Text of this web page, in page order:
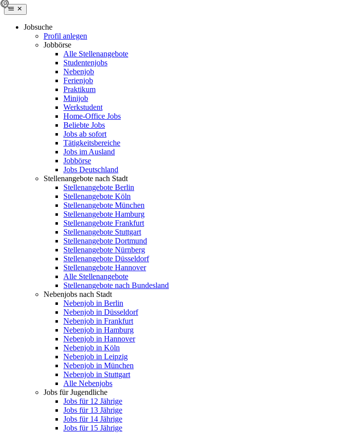
Jobsuche
Profil anlegen
Jobbörse
Alle Stellenangebote
Studentenjobs
Nebenjob
Ferienjob
Praktikum
Minijob
Werkstudent
Home-Office Jobs
Beliebte Jobs
Jobs ab sofort
Tätigkeitsbereiche
Jobs im Ausland
Jobbörse
Jobs Deutschland
Stellenangebote nach Stadt
Stellenangebote Berlin
Stellenangebote Köln
Stellenangebote München
Stellenangebote Hamburg
Stellenangebote Frankfurt
Stellenangebote Stuttgart
Stellenangebote Dortmund
Stellenangebote Nürnberg
Stellenangebote Düsseldorf
Stellenangebote Hannover
Alle Stellenangebote
Stellenangebote nach Bundesland
Nebenjobs nach Stadt
Nebenjob in Berlin
Nebenjob in Düsseldorf
Nebenjob in Frankfurt
Nebenjob in Hamburg
Nebenjob in Hannover
Nebenjob in Köln
Nebenjob in Leipzig
Nebenjob in München
Nebenjob in Stuttgart
Alle Nebenjobs
Jobs für Jugendliche
Jobs für 12 Jährige
Jobs für 13 Jährige
Jobs für 14 Jährige
Jobs für 15 Jährige